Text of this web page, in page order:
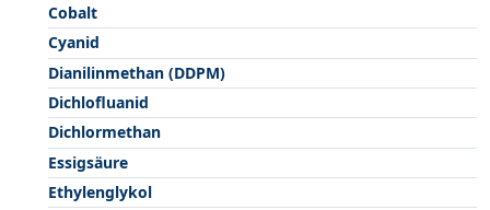
Cobalt
Cyanid
Dianilinmethan (DDPM)
Dichlofluanid
Dichlormethan
Essigsäure
Ethylenglykol